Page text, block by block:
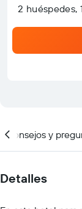
2 huéspedes,
Consejos y
Detalles